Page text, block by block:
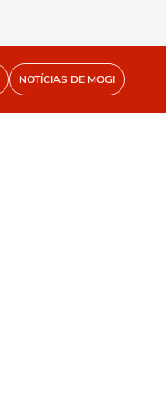
NOTÍCIAS DE MOGI